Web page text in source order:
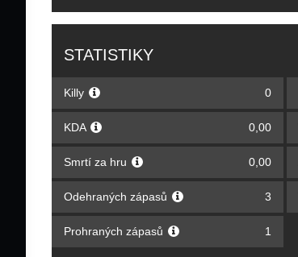
STATISTIKY
Killy 0
KDA 0,00
Smrtí za hru 0,00
Odehraných zápasů 3
Prohraných zápasů 1